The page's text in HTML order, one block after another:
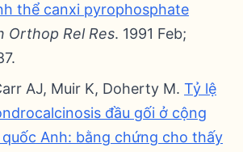
thể canxi pyrophosphate
Orthop Rel Res. 1991 Feb;
AJ, Muir K, Doherty M. Tỷ lệ
đầu gối ở cộng
Anh: bằng chứng cho thấy